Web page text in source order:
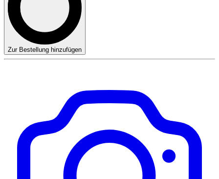
Zur Bestellung hinzufügen